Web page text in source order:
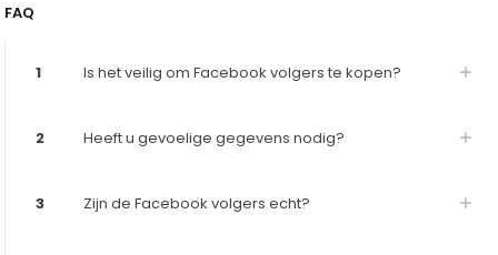
FAQ
1 Is het veilig om Facebook volgers te kopen?
2 Heeft u gevoelige gegevens nodig?
3 Zijn de Facebook volgers echt?